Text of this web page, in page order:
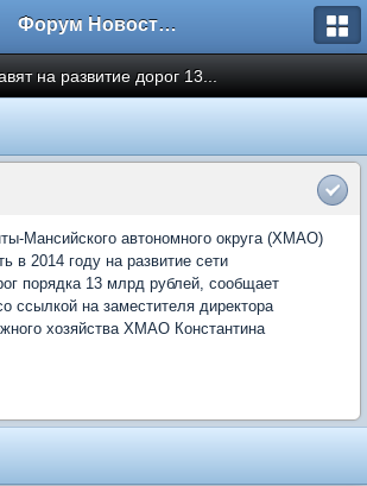
Форум Новостройки
на развитие дорог 13...
Мансийского автономного округа (ХМАО)
в 2014 году на развитие сети
порядка 13 млрд рублей, сообщает
ссылкой на заместителя директора
хозяйства ХМАО Константина